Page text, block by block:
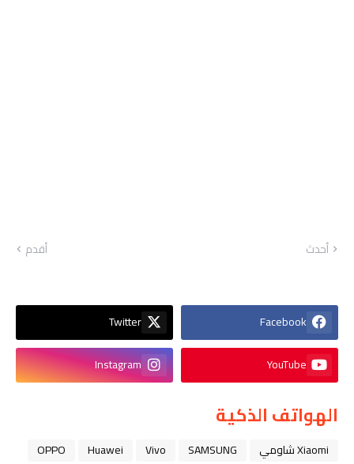
أحدث أقدم
Facebook
Twitter
YouTube
Instagram
الهواتف الذكية
Xiaomi شاومي SAMSUNG
Vivo
Huawei
OPPO